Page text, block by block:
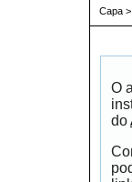
Capa >
O
do